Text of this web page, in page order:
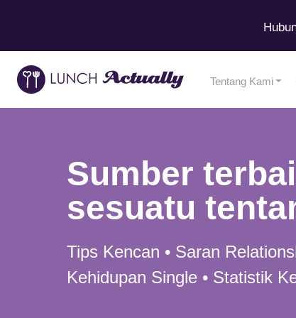
Tentang Kami
Sumber
sesuatu
Tips Kencan • Saran
Kehidupan Single • Statistik